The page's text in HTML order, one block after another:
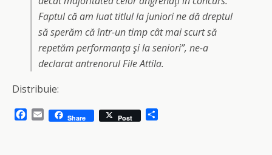
Faptul că am luat titlul la juniori ne dă dreptul
să sperăm că într-un timp cât mai scurt să
repetăm performanţa şi la seniori”, ne-a
declarat antrenorul File Attila.
Distribuie:
E
Share Post